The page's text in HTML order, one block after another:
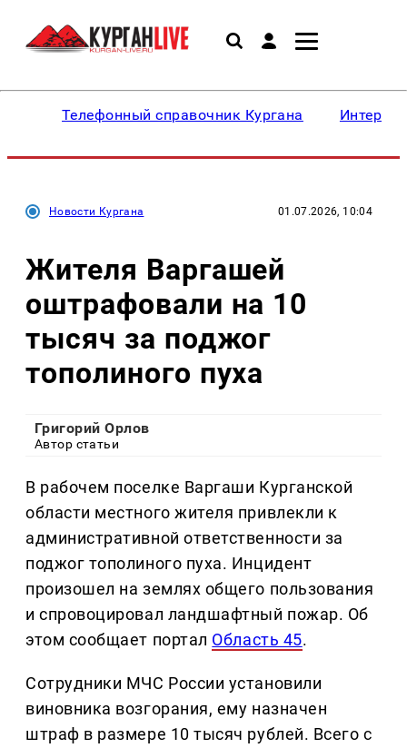
Телефонный справочник Кургана
Новости Кургана 01.07.2026, 10:04
Жителя Варгашей
оштрафовали на 10
тысяч за поджог
тополиного пуха
Григорий Орлов
Автор статьи
В рабочем поселке Варгаши Курганской
области местного жителя привлекли к
административной ответственности за
поджог тополиного пуха. Инцидент
произошел на землях общего пользования
и спровоцировал ландшафтный пожар. Об
этом сообщает портал Область 45.
Сотрудники МЧС России установили
виновника возгорания, ему назначен
штраф в размере 10 тысяч рублей. Всего с